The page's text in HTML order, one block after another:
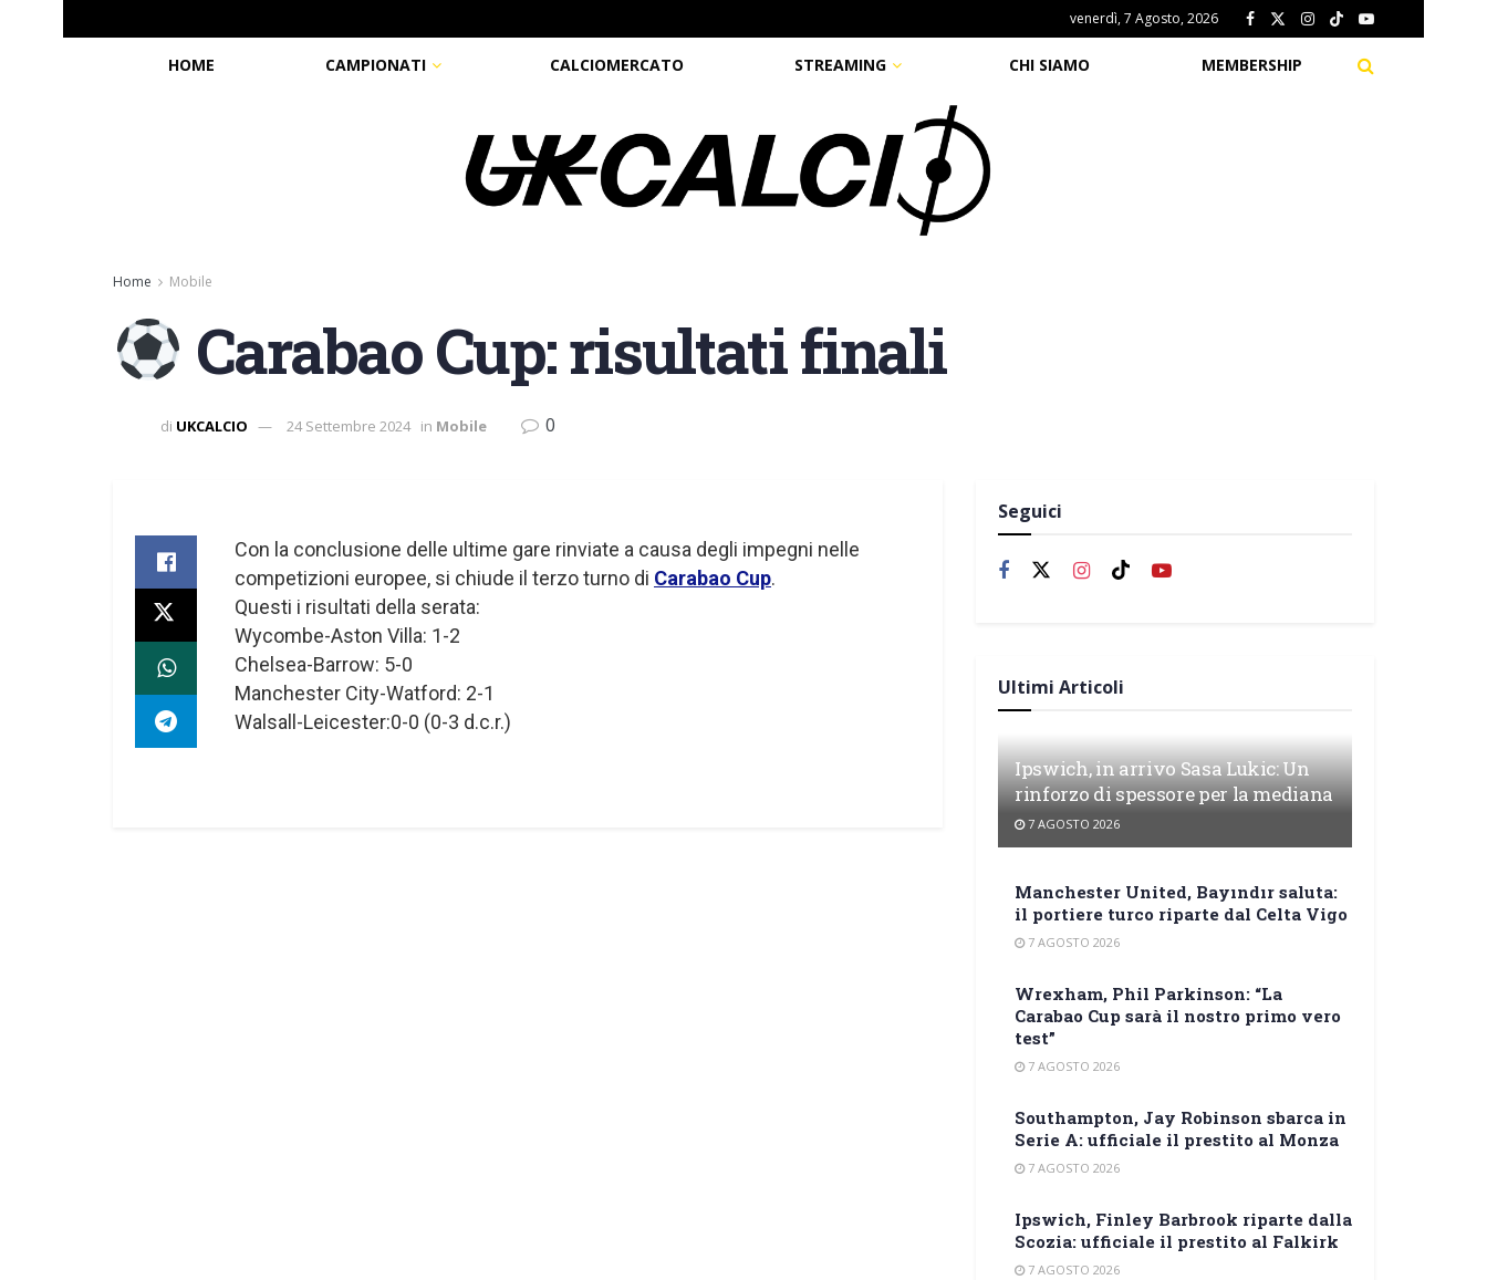
venerdì, 7 Agosto, 2026
HOME CAMPIONATI CALCIOMERCATO STREAMING CHI SIAMO MEMBERSHIP
Home Mobile
Carabao Cup: risultati finali
di UKCALCIO 24 Settembre 2024 in Mobile 0
Con la conclusione delle ultime gare rinviate a causa degli impegni nelle
competizioni europee, si chiude il terzo turno di Carabao Cup.
Questi i risultati della serata:
Wycombe-Aston Villa: 1-2
Chelsea-Barrow: 5-0
Manchester City-Watford: 2-1
Walsall-Leicester:0-0 (0-3 d.c.r.)
Seguici
Ultimi Articoli
Ipswich, in arrivo Sasa Lukic: Un
rinforzo di spessore per la mediana
7 AGOSTO 2026
Manchester United, Bayındır saluta:
il portiere turco riparte dal Celta Vigo
7 AGOSTO 2026
Wrexham, Phil Parkinson: “La
Carabao Cup sarà il nostro primo vero
test”
7 AGOSTO 2026
Southampton, Jay Robinson sbarca in
Serie A: ufficiale il prestito al Monza
7 AGOSTO 2026
Ipswich, Finley Barbrook riparte dalla
Scozia: ufficiale il prestito al Falkirk
7 AGOSTO 2026